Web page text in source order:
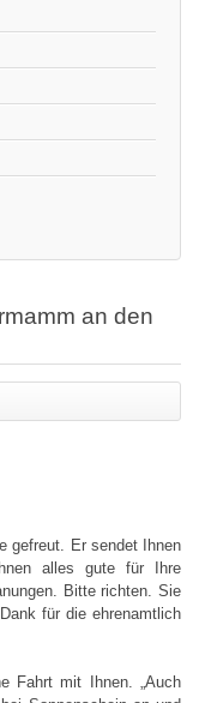
an den
gefreut. Er sendet Ihnen
alles gute für Ihre
Bitte richten. Sie
für die ehrenamtlich
Fahrt mit Ihnen. „Auch